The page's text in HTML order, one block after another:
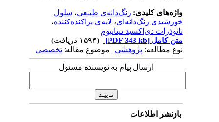
واژه‌های کلیدی:رنگ‌دانه‌ی طبیعی،سلول
خورشیدی رنگ‌دانه‌ای،لایه‌ی پراکنده‌کننده،
نانوذرات دی‌اکسید تیتانیوم
متن کامل[PDF 343 kb]
نوع مطالعه:پژوهشي| موضوع مقاله:تخصصی
ارسال پیام به نویسنده مسئول
بازنشر اطلاعات